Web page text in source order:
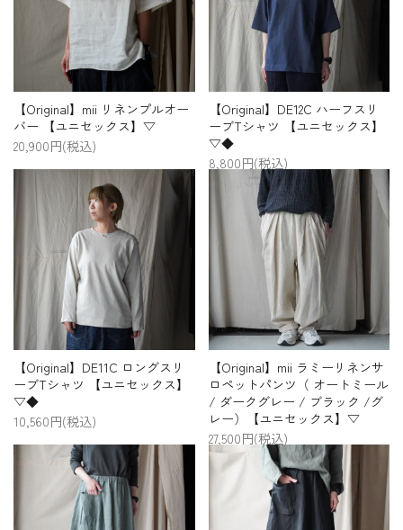
【Original】mii リネンプルオー
バー 【ユニセックス】▽
20,900円(税込)
【Original】DE12C ハーフスリ
ーブTシャツ 【ユニセックス】
▽◆
8,800円(税込)
【Original】DE11C ロングスリ
ーブTシャツ 【ユニセックス】
▽◆
10,560円(税込)
【Original】mii ラミーリネンサ
ロペットパンツ（ オートミール
/ ダークグレー / ブラック /グ
レー）【ユニセックス】▽
27,500円(税込)